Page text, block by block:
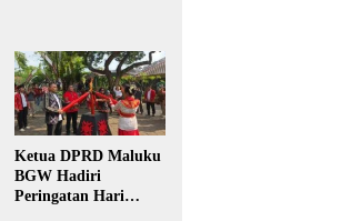
Ketua DPRD Maluku
BGW Hadiri
Peringatan Hari